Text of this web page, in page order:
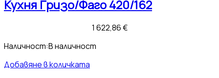
Кухня Гризо/Фаго 420/162
1 622,86€
Наличност:В наличност
Добавяне в количката